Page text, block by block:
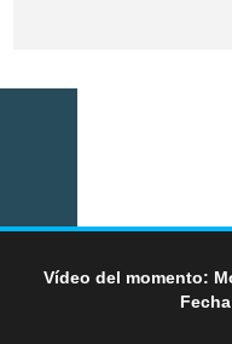
Vídeo del momento: